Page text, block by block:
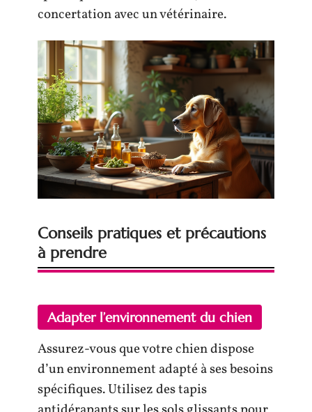
concertation avec un vétérinaire.
Conseils pratiques et précautions
à prendre
Adapter l’environnement du chien
Assurez-vous que votre chien dispose
d’un environnement adapté à ses besoins
spécifiques. Utilisez des tapis